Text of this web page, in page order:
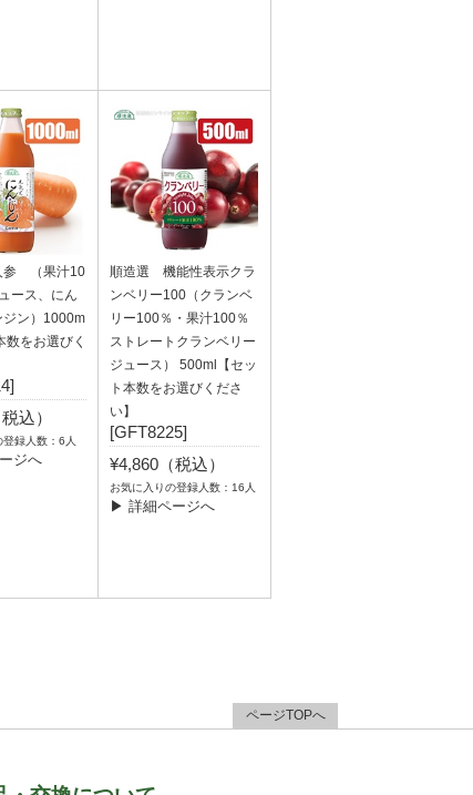
参 （果汁10
ース、にん
ジン）1000m
数をお選びく
込）
録人数：6人
ジへ
順造選 機能性表示クラ
ンベリー100（クランベ
リー100％・果汁100％
ストレートクランベリー
ジュース） 500ml【セッ
ト本数をお選びくださ
い】
[GFT8225]
¥4,860（税込）
お気に入りの登録人数：16人
▶ 詳細ページへ
ページTOPへ